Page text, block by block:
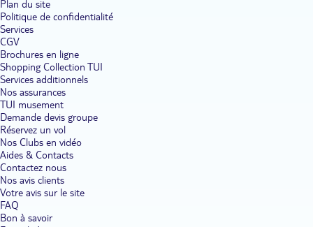
Plan du site
Politique de confidentialité
Services
CGV
Brochures en ligne
Shopping Collection TUI
Services additionnels
Nos assurances
TUI musement
Demande devis groupe
Réservez un vol
Nos Clubs en vidéo
Aides & Contacts
Contactez nous
Nos avis clients
Votre avis sur le site
FAQ
Bon à savoir